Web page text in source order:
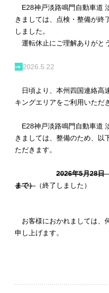
E28神戸淡路鳴門自動車道
きましては、点検・整備が終
しました。
運転休止にご理解ありがと
⇒ 2026.5.22
日頃より、本州四国連絡高
キングエリアをご利用いただ
E28神戸淡路鳴門自動車道
きましては、整備のため、以
ただきます。
2026年5月28日
まで） （終了しました）
お客様におかれましては、
申し上げます。